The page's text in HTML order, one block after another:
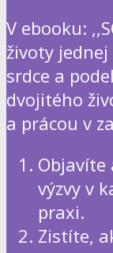
V ebooku:
životy
srdce a
dvojitého
a prácou v
Objavíte
výzvy v
praxi.
Zistíte,